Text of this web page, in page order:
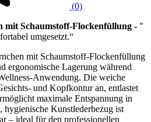
(0)
mit Schaumstoff-Flockenfüllung - "
umgesetzt.“
mit Schaumstoff-Flockenfüllung
ergonomische Lagerung während
Anwendung. Die weiche
und Kopfkontur an, entlastet
maximale Entspannung in
Kunstlederbezug ist
– ideal für den professionellen